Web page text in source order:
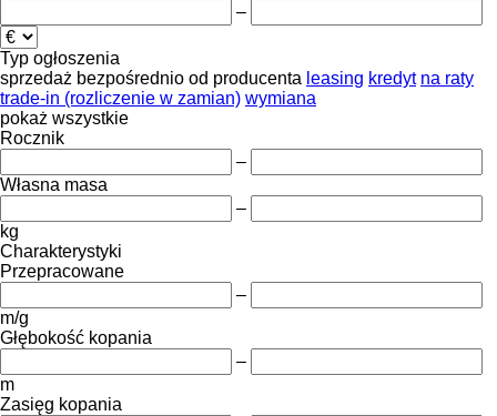
–
Typ ogłoszenia
sprzedaż bezpośrednio od producenta leasing kredyt na raty
trade-in (rozliczenie w zamian) wymiana
pokaż wszystkie
Rocznik
–
Własna masa
–
kg
Charakterystyki
Przepracowane
–
m/g
Głębokość kopania
–
m
Zasięg kopania